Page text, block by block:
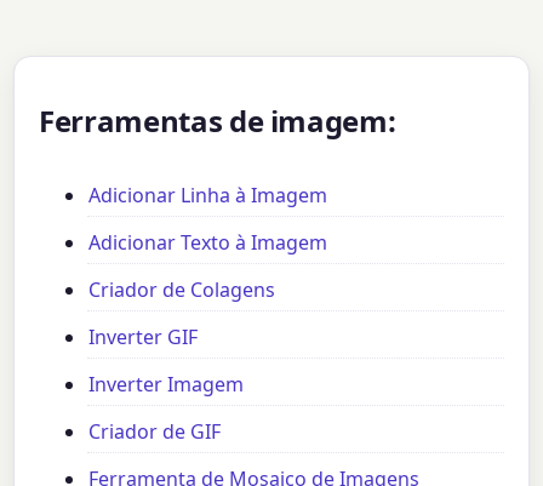
Ferramentas de imagem:
Adicionar Linha à Imagem
Adicionar Texto à Imagem
Criador de Colagens
Inverter GIF
Inverter Imagem
Criador de GIF
Ferramenta de Mosaico de Imagens